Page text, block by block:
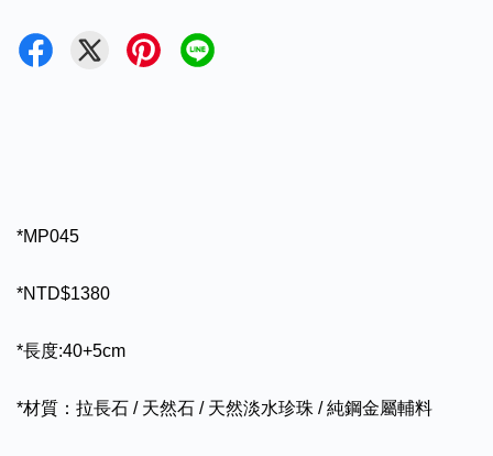
*MP045
*NTD$1380
*長度:40+5cm
*材質：拉長石 / 天然石 / 天然淡水珍珠 / 純鋼金屬輔料